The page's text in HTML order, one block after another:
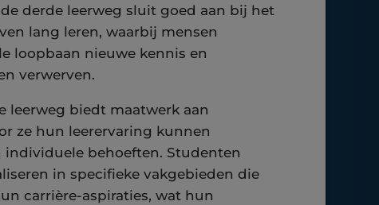
derde leerweg sluit goed aan bij het
lang leren, waarbij mensen
loopbaan nieuwe kennis en
verwerven.
leerweg biedt maatwerk aan
ze hun leerervaring kunnen
behoeften. Studenten
in specifieke vakgebieden die
carrière-aspiraties, wat hun